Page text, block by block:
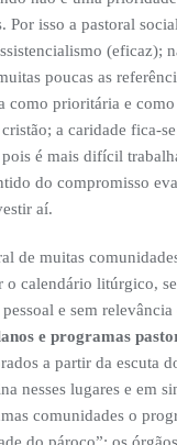
Por isso a pastoral
(eficaz);
poucas as
como prioritária e
a caridade fica-
é mais difícil
do compromisso
aí.
de muitas
o calendário litúrgico,
e sem
e programas
a partir da escuta
nesses lugares e em
comunidades o